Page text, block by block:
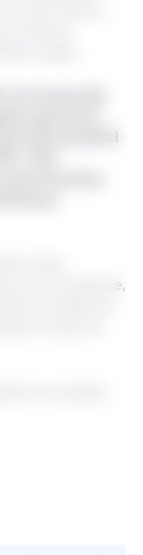
strumento
di test e
i paesi.
la Corea del
gli sforzi
dei prodotti
Tale
bovina,
nella
e innovazione,
la relazione
le aree di
europea/